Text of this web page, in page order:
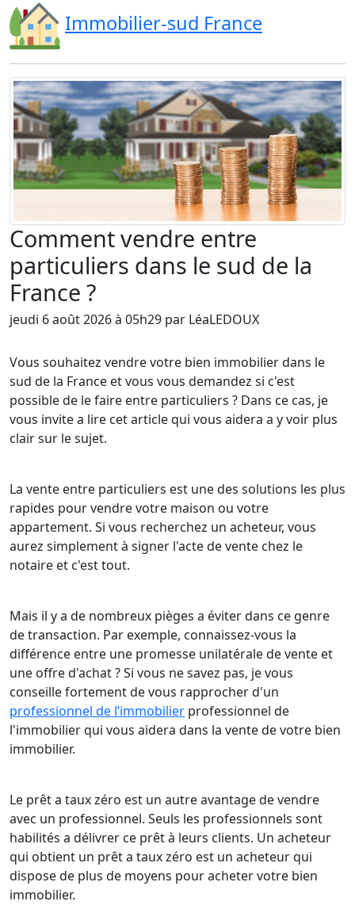
Immobilier-sud France
Comment vendre entre
particuliers dans le sud de la
France ?
jeudi 6 août 2026 à 05h29 par LéaLEDOUX
Vous souhaitez vendre votre bien immobilier dans le
sud de la France et vous vous demandez si c'est
possible de le faire entre particuliers ? Dans ce cas, je
vous invite a lire cet article qui vous aidera a y voir plus
clair sur le sujet.
La vente entre particuliers est une des solutions les plus
rapides pour vendre votre maison ou votre
appartement. Si vous recherchez un acheteur, vous
aurez simplement à signer l'acte de vente chez le
notaire et c'est tout.
Mais il y a de nombreux pièges a éviter dans ce genre
de transaction. Par exemple, connaissez-vous la
différence entre une promesse unilatérale de vente et
une offre d'achat ? Si vous ne savez pas, je vous
conseille fortement de vous rapprocher d'un
professionnel de l’immobilier professionnel de
l'immobilier qui vous aidera dans la vente de votre bien
immobilier.
Le prêt a taux zéro est un autre avantage de vendre
avec un professionnel. Seuls les professionnels sont
habilités a délivrer ce prêt à leurs clients. Un acheteur
qui obtient un prêt a taux zéro est un acheteur qui
dispose de plus de moyens pour acheter votre bien
immobilier.